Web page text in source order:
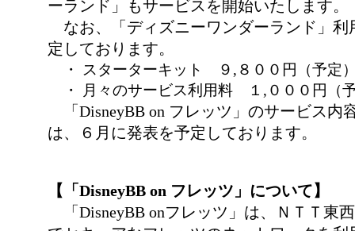
ーランド」もサービスを開始いたします。
なお、「ディズニーワンダーランド」利
定しております。
・ スターターキット ９,８００円（予定
・ 月々のサービス利用料 １,０００円（
「DisneyBB on フレッツ」のサービス内
は、６月に発表を予定しております。
【「DisneyBB on フレッツ」について】
「DisneyBB onフレッツ」は、ＮＴＴ東